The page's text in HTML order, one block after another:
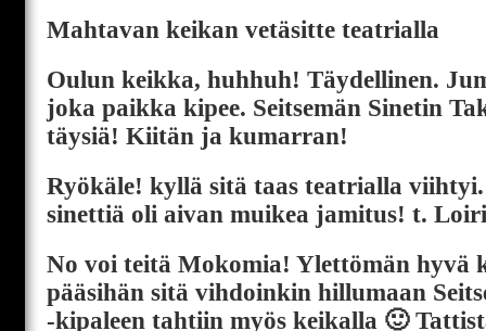
Mahtavan keikan vetäsitte teatrialla
Oulun keikka, huhhuh! Täydellinen.
joka paikka kipee. Seitsemän Sinetin
täysiä! Kiitän ja kumarran!
Ryökäle! kyllä sitä taas teatrialla viihtyi.
sinettiä oli aivan muikea jamitus! t. Loiri
No voi teitä Mokomia! Ylettömän hyvä
pääsihän sitä vihdoinkin hillumaan
-kipaleen tahtiin myös keikalla 🙂